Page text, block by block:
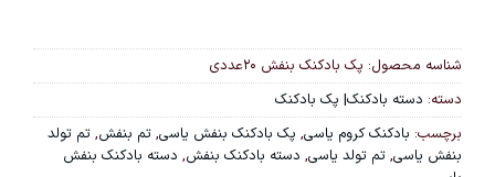
شناسه محصول: پک بادکنک بنفش 20عددی
دسته: دسته بادکنک| پک بادکنک
برچسب: بادکنک کروم یاسی, پک بادکنک بنفش یاسی, تم بنفش, تم تولد
بنفش یاسی, تم تولد یاسی, دسته بادکنک بنفش, دسته بادکنک بنفش